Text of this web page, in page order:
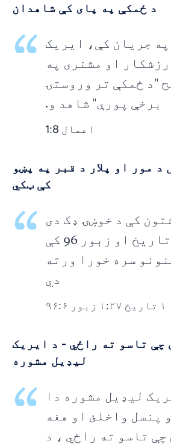
د ځمکې په پای کې شاهدان
جریان کې، ایریک
او مشنری په
"د ځمکې تر وروستۍ
برخې پورې" شاهد و.
اعمال 1:8
د مور او پلار د قبر په پښو
کې ټکي
کې د خوښۍ ډک دی
دا د لومړي تاریخ او زبور 96 کې
سره خورا ورته
دي
۱ تاریخ ۱:۲۷ زبور ۹۶:۶
چې تاسو ته راځي - د ایریک
لیډیل مشوره
لیډیل مشوره دا
پنسل واخلئ او هغه
تاسو ته راځي ، د